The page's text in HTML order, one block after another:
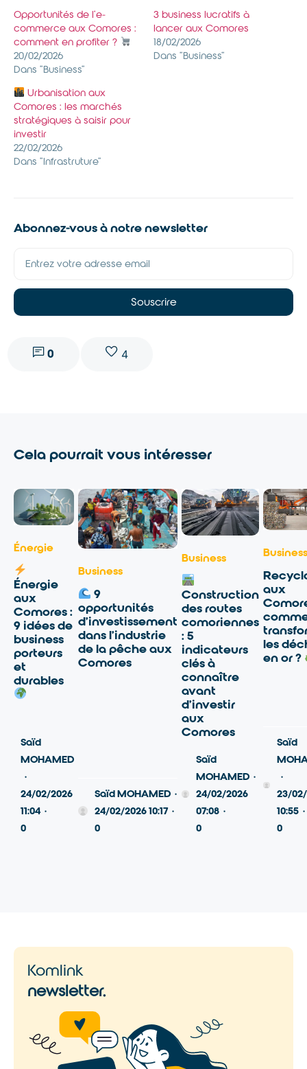
Abonnez-vous à notre newsletter
Souscrire
Opportunités de l’e-
commerce aux Comores :
comment en profiter ?
20/02/2026
Dans "Business"
3 business lucratifs à
lancer aux Comores
18/02/2026
Dans "Business"
Urbanisation aux
Comores : les marchés
stratégiques à saisir pour
investir
22/02/2026
Dans "Infrastruture"
0 4
Cela pourrait vous intéresser
Énergie
Énergie
aux
Comores :
9 idées de
business
porteurs
et
durables
Saïd
MOHAMED
·
24/02/2026
11:04 ·
0
Business
9
opportunités
d’investissement
dans l’industrie
de la pêche aux
Comores
Saïd MOHAMED ·
24/02/2026 10:17 ·
0
Business
Construction
des routes
comoriennes
: 5
indicateurs
clés à
connaître
avant
d’investir
aux
Comores
Saïd
MOHAMED ·
24/02/2026
07:08 ·
0
Business
aux
les
en or ?
Saïd
·
23/
10:55 ·
0
Komlink
newsletter.